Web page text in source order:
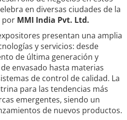
en diversas ciudades de la
por MMI India Pvt. Ltd.
presentan una amplia
y servicios: desde
de última generación y
envasado hasta materias
de control de calidad. La
para las tendencias más
emergentes, siendo un
de nuevos productos.